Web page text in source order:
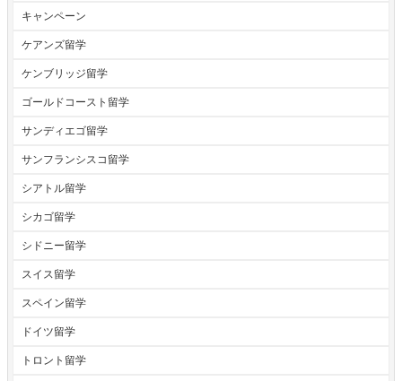
キャンペーン
ケアンズ留学
ケンブリッジ留学
ゴールドコースト留学
サンディエゴ留学
サンフランシスコ留学
シアトル留学
シカゴ留学
シドニー留学
スイス留学
スペイン留学
ドイツ留学
トロント留学